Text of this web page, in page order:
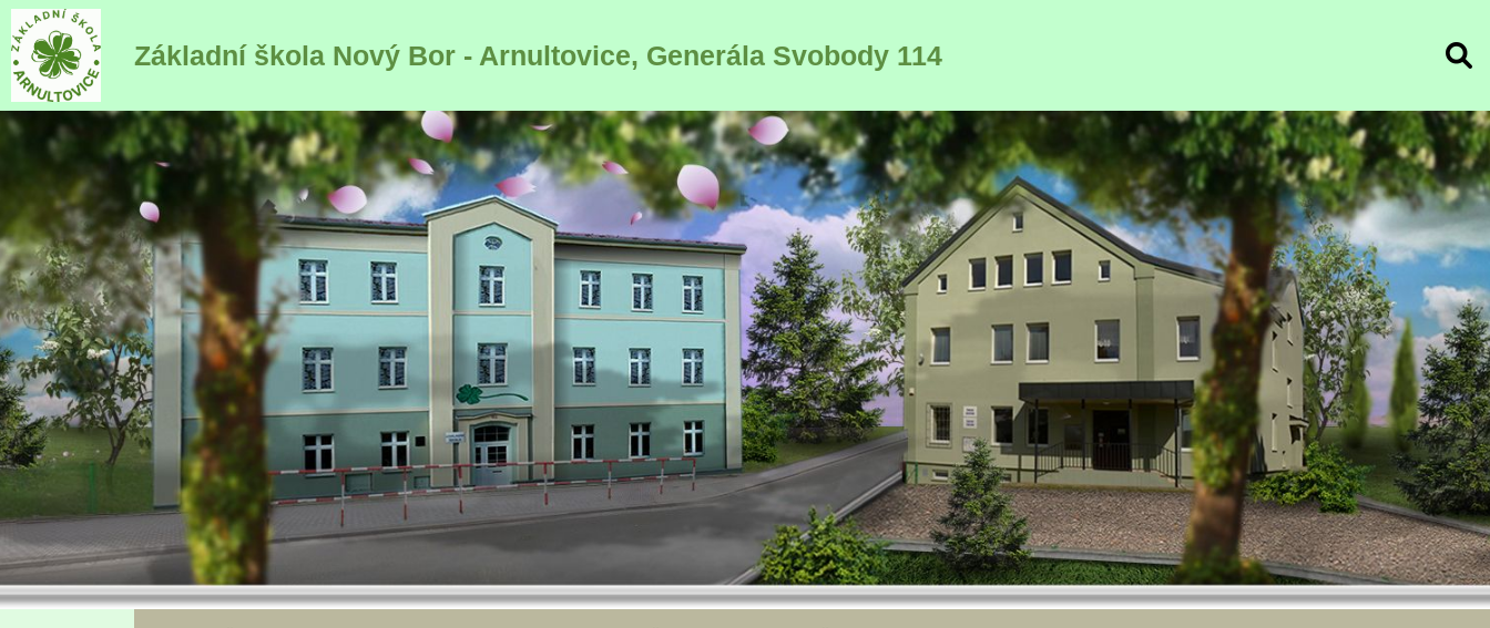
Základní škola Nový Bor - Arnultovice, Generála Svobody 114